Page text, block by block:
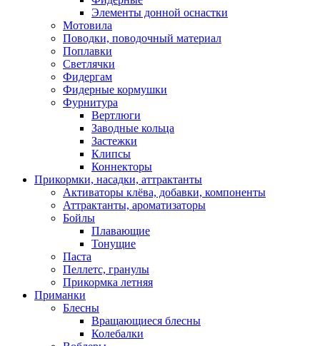
Элементы донной оснастки
Мотовила
Поводки, поводочный материал
Поплавки
Светлячки
Фидергам
Фидерные кормушки
Фурнитура
Вертлюги
Заводные кольца
Застежки
Клипсы
Коннекторы
Прикормки, насадки, аттрактанты
Активаторы клёва, добавки, компоненты
Аттрактанты, ароматизаторы
Бойлы
Плавающие
Тонущие
Паста
Пеллетс, гранулы
Прикормка летняя
Приманки
Блесны
Вращающиеся блесны
Колебалки